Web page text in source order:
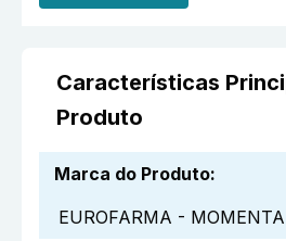
Características
Produto
Marca do Produto:
EUROFARMA - MOMENTA